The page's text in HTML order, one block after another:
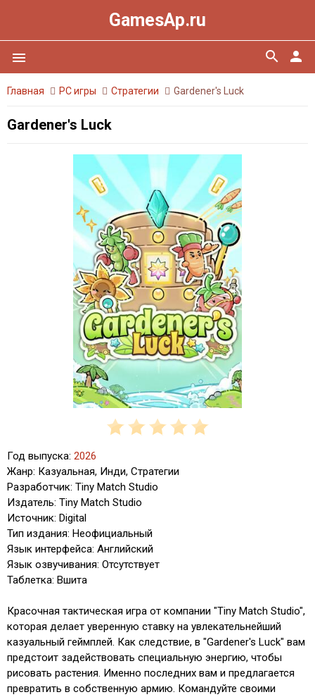
GamesAp.ru
menu person
search
Главная PC игры Стратегии Gardener's Luck
Gardener's Luck
Год выпуска: 2026
Жанр: Казуальная, Инди, Стратегии
Разработчик: Tiny Match Studio
Издатель: Tiny Match Studio
Источник: Digital
Тип издания: Неофициальный
Язык интерфейса: Английский
Язык озвучивания: Отсутствует
Таблетка: Вшита
Красочная тактическая игра от компании "Tiny Match Studio",
которая делает уверенную ставку на увлекательнейший
казуальный геймплей. Как следствие, в "Gardener's Luck" вам
предстоит задействовать специальную энергию, чтобы
рисовать растения. Именно последних вам и предлагается
превратить в собственную армию. Командуйте своими